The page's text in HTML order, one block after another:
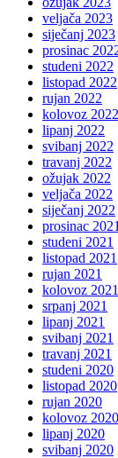
veljača 2023
siječanj 2023
prosinac
studeni 2022
listopad 2022
rujan 2022
kolovoz 2022
lipanj 2022
svibanj 2022
travanj 2022
ožujak 2022
veljača 2022
siječanj 2022
prosinac 2021
studeni 2021
listopad 2021
rujan 2021
kolovoz 2021
srpanj 2021
lipanj 2021
svibanj 2021
travanj 2021
studeni 2020
listopad 2020
rujan 2020
kolovoz 2020
lipanj 2020
svibanj 2020